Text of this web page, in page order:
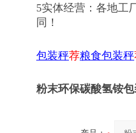
5实体经营：各地工
同！
包装秤荐粮食包装秤
粉末环保碳酸氢铵